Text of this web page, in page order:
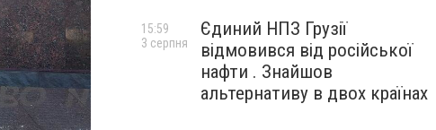
Єдиний НПЗ Грузії
відмовився від російської
нафти . Знайшов
альтернативу в двох країнах
15:59
3 серпня